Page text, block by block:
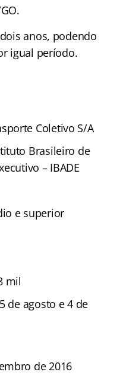
anos, podendo
igual período.
Coletivo S/A
Brasileiro de
– IBADE
e superior
mil
de agosto e 4 de
de 2016